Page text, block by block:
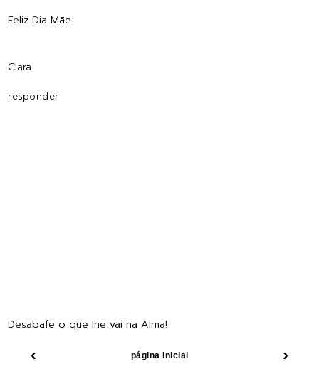
Feliz Dia Mãe
Clara
responder
Desabafe o que lhe vai na Alma!
‹ ›
página inicial